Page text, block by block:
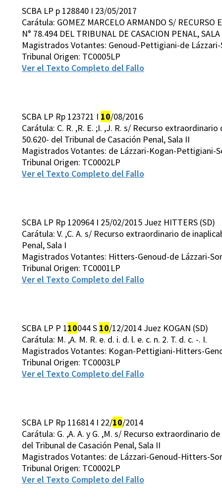
SCBA LP p 128840 I 23/05/2017
Carátula: GOMEZ MARCELO ARMANDO S/ RECURSO
N° 78.494 DEL TRIBUNAL DE CASACION PENAL,
Magistrados Votantes: Genoud-Pettigiani-de
Tribunal Origen: TC0005LP
Ver el Texto Completo del Fallo
SCBA LP Rp 123721 I 10/08/2016
Carátula: C. R. ,R. E. ;I. ,J. R. s/ Recurso
50.620- del Tribunal de Casación Penal, Sala II
Magistrados Votantes: de Lázzari-Kogan-Pettigiani-
Tribunal Origen: TC0002LP
Ver el Texto Completo del Fallo
SCBA LP Rp 120964 I 25/02/2015 Juez HITTERS (SD)
Carátula: V. ,C. A. s/ Recurso extraordinario de
Penal, Sala I
Magistrados Votantes: Hitters-Genoud-de Lázzari-
Tribunal Origen: TC0001LP
Ver el Texto Completo del Fallo
SCBA LP P 110044 S 10/12/2014 Juez KOGAN (SD)
Carátula: M. ,A. M. R. e. d. i. d. l. e. c. n. 2. T. d. c. -. I.
Magistrados Votantes: Kogan-Pettigiani-Hitters-
Tribunal Origen: TC0003LP
Ver el Texto Completo del Fallo
SCBA LP Rp 116814 I 22/10/2014
Carátula: G. ,A. A. y G. ,M. s/ Recurso extraordinario
del Tribunal de Casación Penal, Sala II
Magistrados Votantes: de Lázzari-Genoud-Hitters-
Tribunal Origen: TC0002LP
Ver el Texto Completo del Fallo